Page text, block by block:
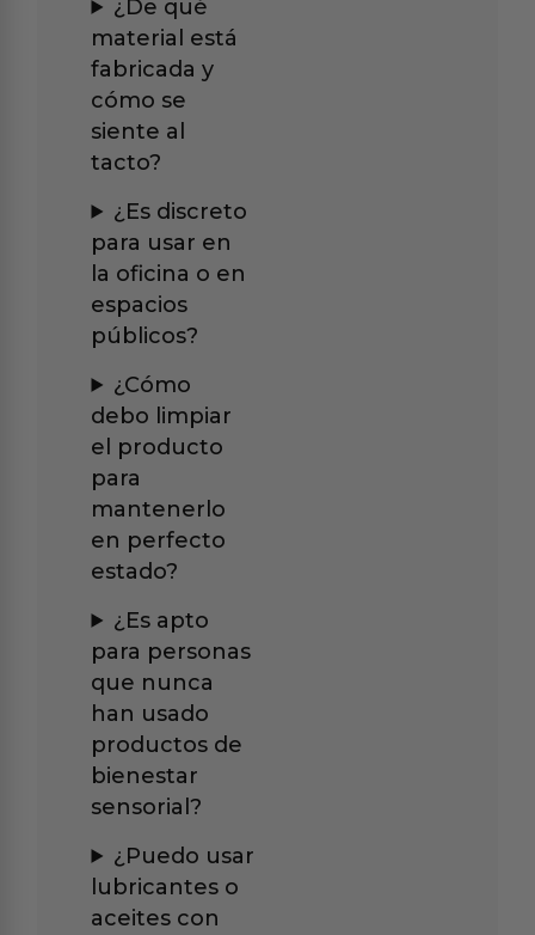
¿De qué
material está
fabricada y
cómo se
siente al
tacto?
¿Es discreto
para usar en
la oficina o en
espacios
públicos?
¿Cómo
debo limpiar
el producto
para
mantenerlo
en perfecto
estado?
¿Es apto
para personas
que nunca
han usado
productos de
bienestar
sensorial?
¿Puedo usar
lubricantes o
aceites con